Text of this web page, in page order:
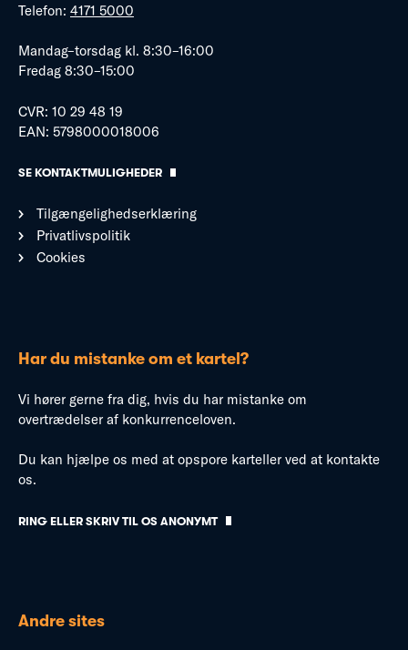
Telefon: 4171 5000
Mandag–torsdag kl. 8:30–16:00
Fredag 8:30–15:00
CVR: 10 29 48 19
EAN: 5798000018006
SE KONTAKTMULIGHEDER
Tilgængelighedserklæring
Privatlivspolitik
Cookies
Har du mistanke om et kartel?
Vi hører gerne fra dig, hvis du har mistanke om
overtrædelser af konkurrenceloven.
Du kan hjælpe os med at opspore karteller ved at kontakte
os.
RING ELLER SKRIV TIL OS ANONYMT
Andre sites